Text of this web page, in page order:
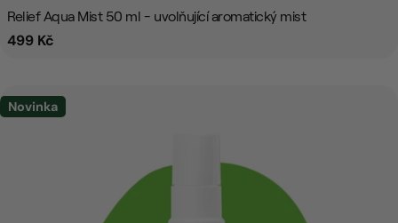
Relief Aqua Mist 50 ml - uvolňující aromatický mist
Běžná
499 Kč
Novinka